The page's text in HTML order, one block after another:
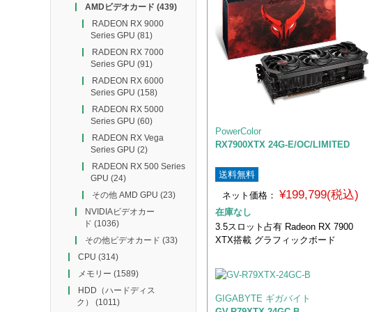
AMDビデオカード (439)
RADEON RX 9000
Series GPU (81)
RADEON RX 7000
Series GPU (91)
RADEON RX 6000
Series GPU (158)
RADEON RX 5000
Series GPU (60)
RADEON RX Vega
Series GPU (2)
RADEON RX 500 Series
GPU (24)
その他 AMD GPU (23)
NVIDIAビデオカー
ド (1036)
その他ビデオカード (33)
CPU (314)
メモリー (1589)
HDD（ハードディス
ク）
(1011)
PowerColor
RX7900XTX 24G-E/OC/LIMITED
送料無料
ネット価格： ¥199,799(税込)
在庫なし
3.5スロット占有 Radeon RX 7900
XTX搭載 グラフィックボード
GIGABYTE ギガバイト